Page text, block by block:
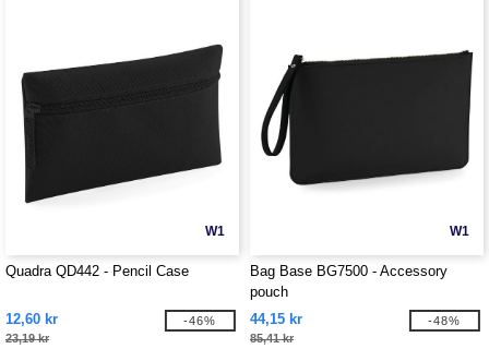
W1
Quadra QD442 - Pencil Case
12,60 kr
23,19 kr
-46%
W1
Bag Base BG7500 - Accessory
pouch
44,15 kr
85,41 kr
-48%